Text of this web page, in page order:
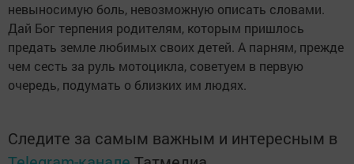
невыносимую боль, невозможную описать словами.
Дай Бог терпения родителям, которым пришлось
предать земле любимых своих детей. А парням, прежде
чем сесть за руль мотоцикла, советуем в первую
очередь, подумать о близких им людях.
Следите за самым важным и интересным в